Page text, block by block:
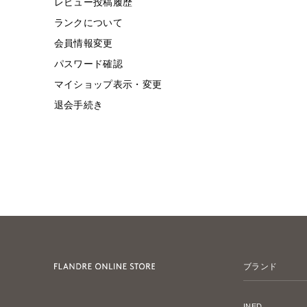
ランクについて
会員情報変更
パスワード確認
マイショップ表示・変更
退会手続き
ブランド